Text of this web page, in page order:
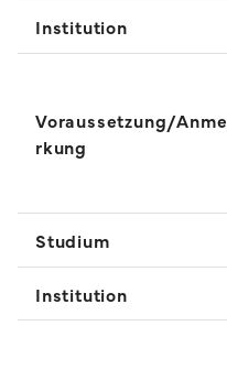
Institution
Voraussetzung/Anme
rkung
Studium
Institution